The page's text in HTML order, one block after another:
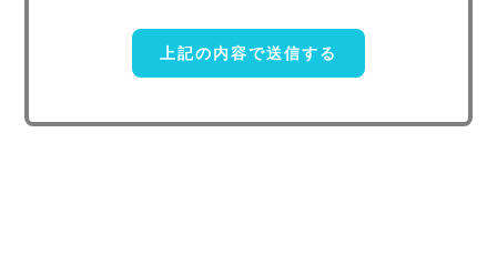
に委託することがあります。この場合、個人情報 保護水準の高い委
託先を選定し、個人 情報の適正管理・機密保持についての契約を交